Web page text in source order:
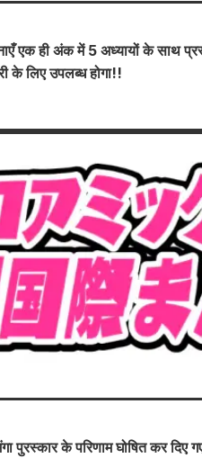
एक ही अंक में 5 अध्यायों के साथ
लिए उपलब्ध होगा!!
पुरस्कार के परिणाम घोषित कर दिए